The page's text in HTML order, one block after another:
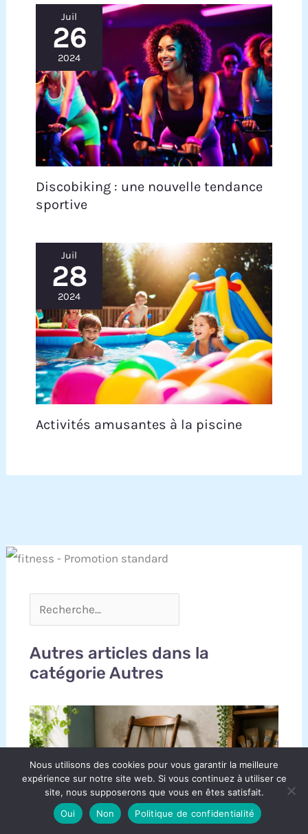
Juil
26
2024
Discobiking : une nouvelle tendance
sportive
Juil
28
2024
Activités amusantes à la piscine
Autres articles dans la
catégorie Autres
Nous utilisons des cookies pour vous garantir la meilleure
expérience sur notre site web. Si vous continuez à utiliser ce
site, nous supposerons que vous en êtes satisfait.
Oui
Non Politique de confidentialité